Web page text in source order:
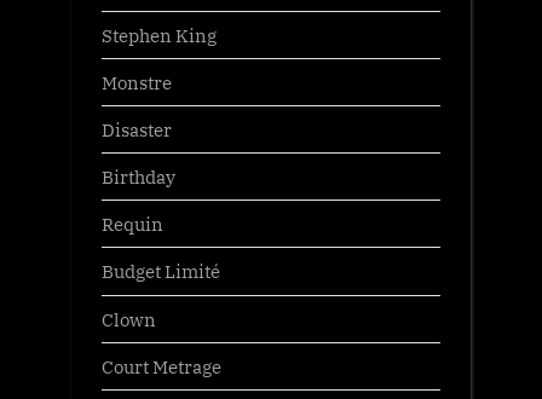
Stephen King
Monstre
Disaster
Birthday
Requin
Budget Limité
Clown
Court Metrage